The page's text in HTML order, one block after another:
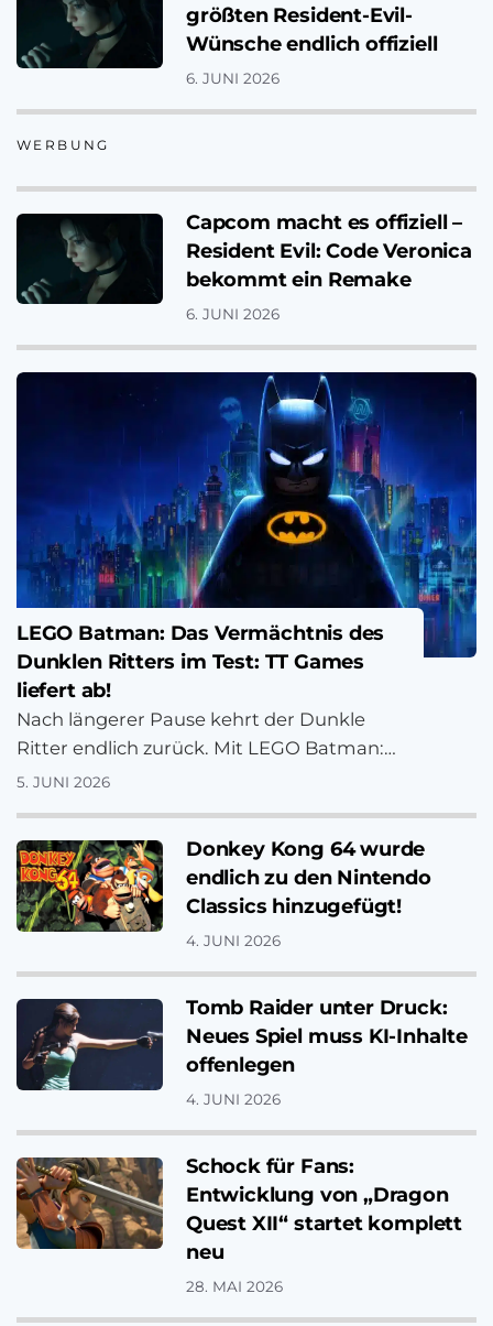
größten Resident-Evil-
Wünsche endlich offiziell
6. JUNI 2026
WERBUNG
Capcom macht es offiziell –
Resident Evil: Code Veronica
bekommt ein Remake
6. JUNI 2026
LEGO Batman: Das Vermächtnis des
Dunklen Ritters im Test: TT Games
liefert ab!
5. JUNI 2026
Nach längerer Pause kehrt der Dunkle
Ritter endlich zurück. Mit LEGO Batman:
Das Vermächtnis des Dunklen Ritters
Donkey Kong 64 wurde
endlich zu den Nintendo
Classics hinzugefügt!
4. JUNI 2026
Tomb Raider unter Druck:
Neues Spiel muss KI-Inhalte
offenlegen
4. JUNI 2026
Schock für Fans:
Entwicklung von „Dragon
Quest XII“ startet komplett
neu
28. MAI 2026